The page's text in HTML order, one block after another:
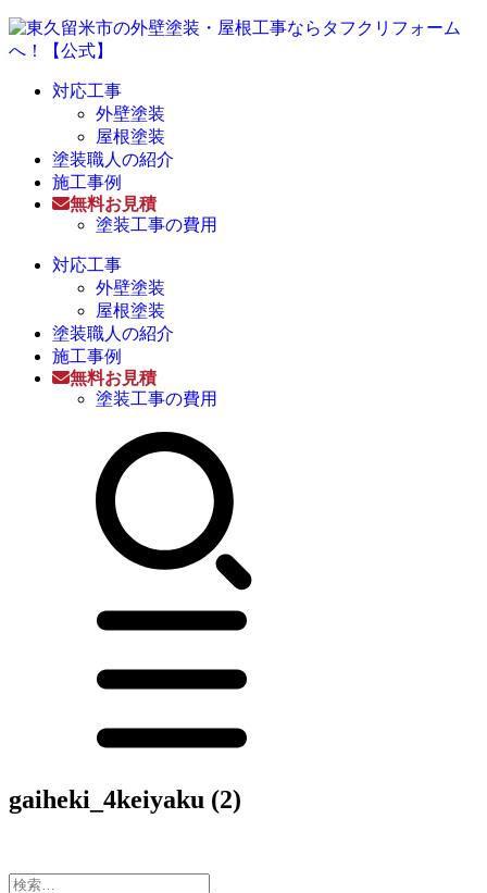
対応工事
外壁塗装
屋根塗装
塗装職人の紹介
施工事例
無料お見積
塗装工事の費用
対応工事
外壁塗装
屋根塗装
塗装職人の紹介
施工事例
無料お見積
塗装工事の費用
gaiheki_4keiyaku (2)
検